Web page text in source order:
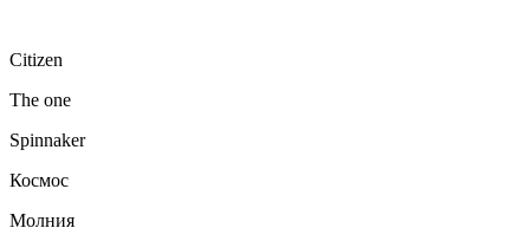
Citizen
The one
Spinnaker
Космос
Молния